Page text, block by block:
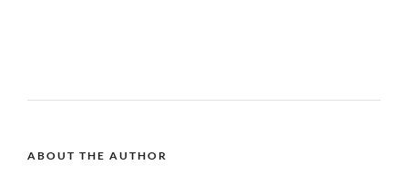
ABOUT THE AUTHOR